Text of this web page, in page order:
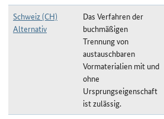
Schweiz (CH)
Alternativ
Das Verfahren der
buchmäßigen
Trennung von
austauschbaren
Vormaterialien mit und
ohne
Ursprungseigenschaft
ist zulässig.